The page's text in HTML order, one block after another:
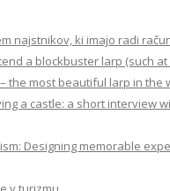
najstnikov, ki imajo radi
a blockbuster larp (such at
the most beautiful larp in the
a castle: a short interview
Designing memorable